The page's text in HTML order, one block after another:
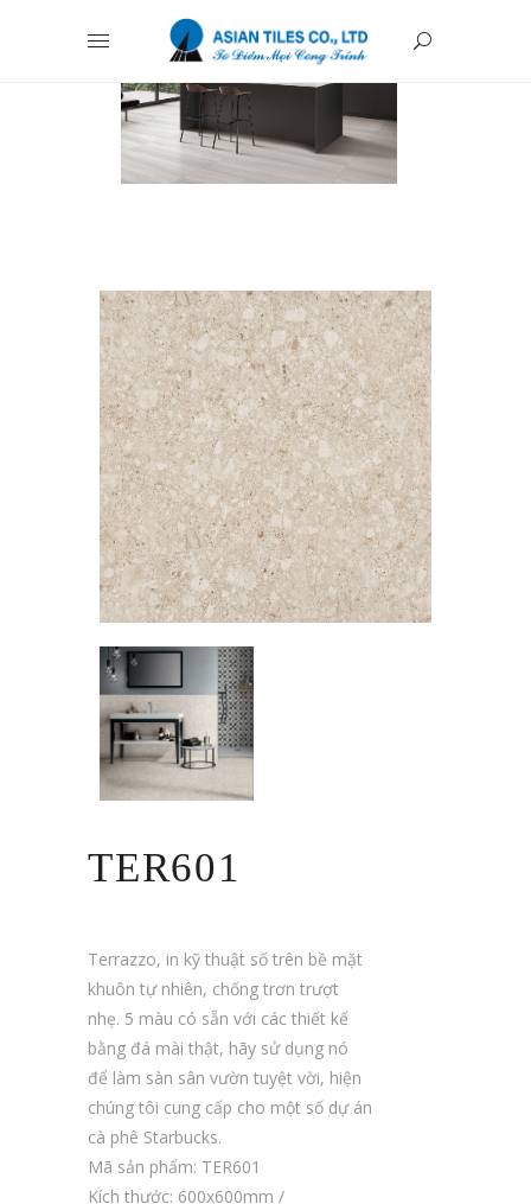
TER601
Terrazzo, in kỹ thuật số trên bề mặt
khuôn tự nhiên, chống trơn trượt
nhẹ. 5 màu có sẵn với các thiết kế
bằng đá mài thật, hãy sử dụng nó
để làm sàn sân vườn tuyệt vời, hiện
chúng tôi cung cấp cho một số dự án
cà phê Starbucks.
Mã sản phẩm: TER601
Kích thước: 600x600mm /